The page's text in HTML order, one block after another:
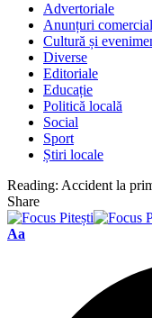
Advertoriale
Anunțuri
Cultură și
Diverse
Editoriale
Educație
Politică locală
Social
Sport
Știri locale
Reading: Accident la
Share
Font
Aa